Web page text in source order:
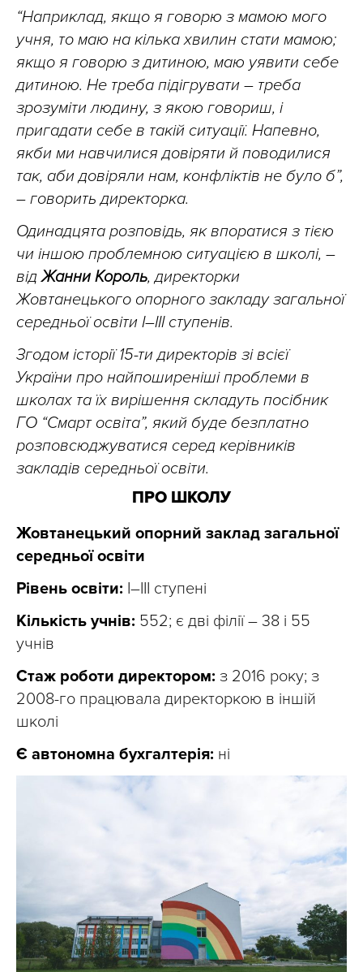
“Наприклад, якщо я говорю з мамою мого
учня, то маю на кілька хвилин стати мамою;
якщо я говорю з дитиною, маю уявити себе
дитиною. Не треба підігрувати – треба
зрозуміти людину, з якою говориш, і
пригадати себе в такій ситуації. Напевно,
якби ми навчилися довіряти й поводилися
так, аби довіряли нам, конфліктів не було б”,
– говорить директорка.
Одинадцята розповідь, як впоратися з тією
чи іншою проблемною ситуацією в школі, –
відЖанни Король, директорки
Жовтанецького опорного закладу загальної
середньої освіти І–ІІІ ступенів.
Згодом історії 15-ти директорів зі всієї
України про найпоширеніші проблеми в
школах та їх вирішення складуть посібник
ГО “Смарт освіта”, який буде безплатно
розповсюджуватися серед керівників
закладів середньої освіти.
ПРО ШКОЛУ
Жовтанецький опорний заклад загальної
середньої освіти
Рівень освіти: І–ІІІ ступені
Кількість учнів: 552; є дві філії – 38 і 55
учнів
Стаж роботи директором: з 2016 року; з
2008-го працювала директоркою в іншій
школі
Є автономна бухгалтерія: ні